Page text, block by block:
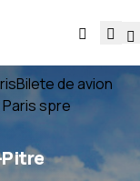
Bilete de avion
Paris spre